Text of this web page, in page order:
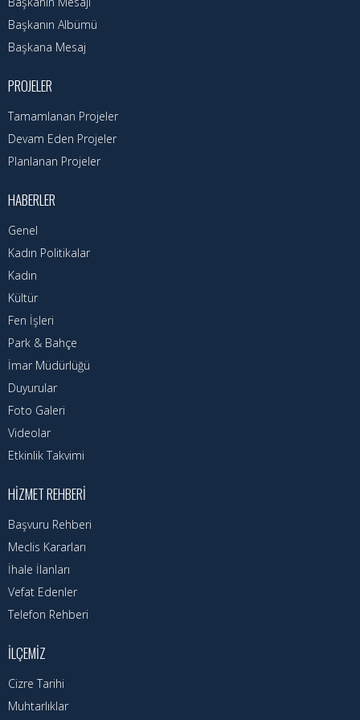
Başkanın Mesajı
Projeler
Planlanan Projeler
Haberler
Genel
Kadın Politikalar
Kadın
Kültür
İmar Müdürlüğü
Duyurular
Foto Galeri
Videolar
Etkinlik Takvimi
Başkanın Albümü
Başkana Mesaj
PROJELER
Tamamlanan Projeler
Devam Eden Projeler
Planlanan Projeler
HABERLER
Genel
Kadın Politikalar
Kadın
Kültür
Fen İşleri
Park & Bahçe
İmar Müdürlüğü
Duyurular
Foto Galeri
Videolar
Etkinlik Takvimi
HIZMET REHBERI
Başvuru Rehberi
Meclis Kararları
İhale İlanları
Vefat Edenler
Telefon Rehberi
İLÇEMIZ
Cizre Tarihi
Muhtarlıklar